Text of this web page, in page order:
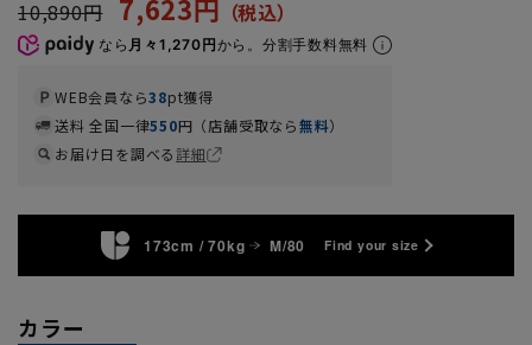
10,890円
7,623円
なら 月々1,270円から。分割手数料無料
WEB会員なら38pt獲得
送料 全国一律550円（店舗受取なら無料）
お届け日を調べる詳細
173cm / 70kg M/80 Find your size
カラー